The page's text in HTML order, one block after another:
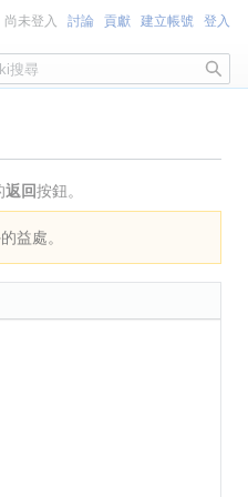
返回按鈕。
益處。
尚未登入 討論 貢獻 建立帳號 登入